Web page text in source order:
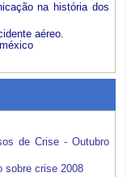
na história dos
aéreo.
de Crise - Outubro
sobre crise 2008